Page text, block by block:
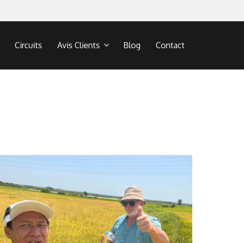
Circuits Avis Clients Blog Contact